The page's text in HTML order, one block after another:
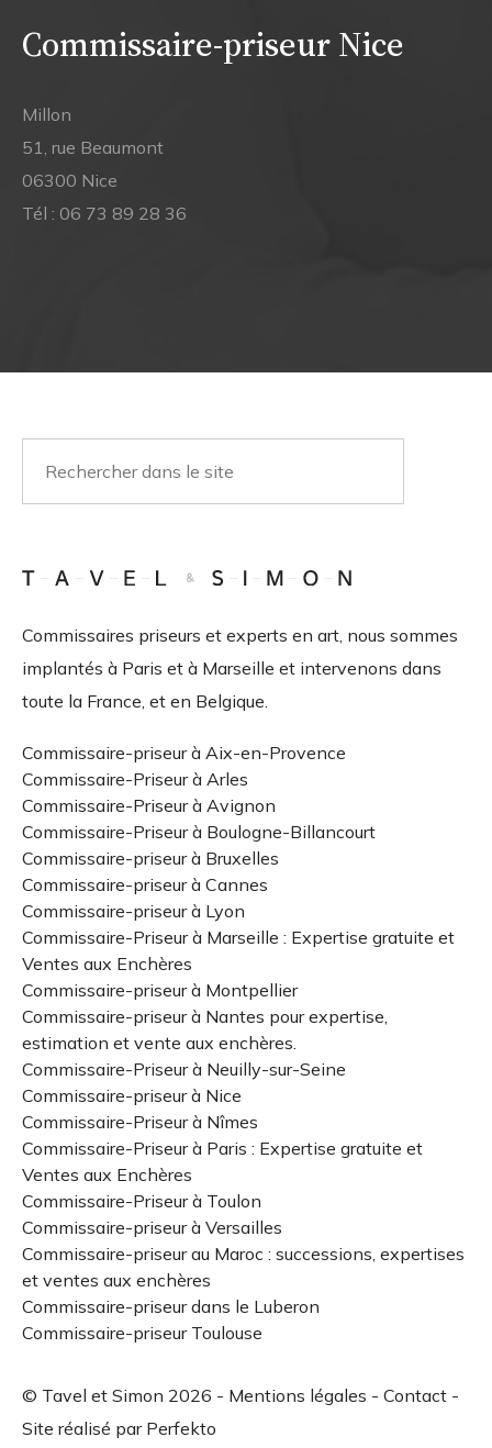
Commissaire-priseur Nice
Millon
51, rue Beaumont
06300 Nice
Tél : 06 73 89 28 36
Commissaires priseurs et experts en art, nous sommes
implantés à Paris et à Marseille et intervenons dans
toute la France, et en Belgique.
Commissaire-priseur à Aix-en-Provence
Commissaire-Priseur à Arles
Commissaire-Priseur à Avignon
Commissaire-Priseur à Boulogne-Billancourt
Commissaire-priseur à Bruxelles
Commissaire-priseur à Cannes
Commissaire-priseur à Lyon
Commissaire-Priseur à Marseille : Expertise gratuite et
Ventes aux Enchères
Commissaire-priseur à Montpellier
Commissaire-priseur à Nantes pour expertise,
estimation et vente aux enchères.
Commissaire-Priseur à Neuilly-sur-Seine
Commissaire-priseur à Nice
Commissaire-Priseur à Nîmes
Commissaire-Priseur à Paris : Expertise gratuite et
Ventes aux Enchères
Commissaire-Priseur à Toulon
Commissaire-priseur à Versailles
Commissaire-priseur au Maroc : successions, expertises
et ventes aux enchères
Commissaire-priseur dans le Luberon
Commissaire-priseur Toulouse
© Tavel et Simon 2026 - Mentions légales - Contact -
Site réalisé par Perfekto